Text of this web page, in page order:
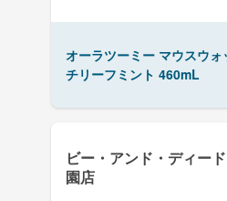
オーラツーミー マウスウ
チリーフミント 460mL
ビー・アンド・ディー
園店